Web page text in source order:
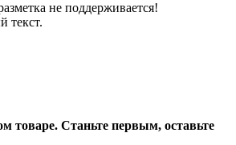
не поддерживается!
текст.
товаре. Станьте первым, оставьте